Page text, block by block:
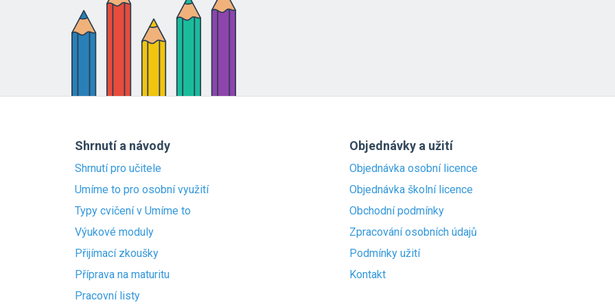
Shrnutí a návody
Shrnutí pro učitele
Umíme to pro osobní využití
Typy cvičení v Umíme to
Výukové moduly
Přijímací zkoušky
Příprava na maturitu
Pracovní listy
Objednávky a užití
Objednávka osobní licence
Objednávka školní licence
Obchodní podmínky
Zpracování osobních údajů
Podmínky užití
Kontakt